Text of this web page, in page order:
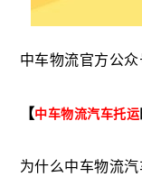
中车物流官方公
【中车物流汽车托运
为什么中车物流